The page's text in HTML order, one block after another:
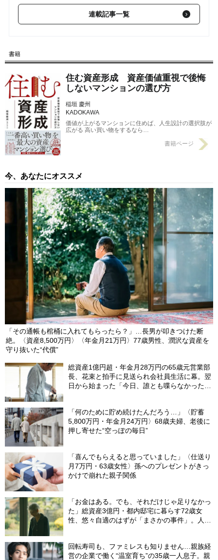
【第5回】 山手線なのにマンションが安い…東京駅まで16分、都
内屈指の人気散策エリアを庭にする「資産価値が落ちにくい」穴
場駅【不動産のプロが推薦】2025/08/03
え」…インフレ局面で加速する、不動産価格の「異常事態」
2025/08/02
【第3回】 いつ買うべきなのか？これから物件価格は上がるの
か、下がるのか？…最適な「マンション購入」のタイミングと、
不動産仲介業者が「いまは購入しなくても良いのでは」と進言す
るタイミング
2025/08/01
連載記事一覧
書籍
住む資産形成 資産価値重視で後悔
しないマンションの選び方
稲垣 慶州
KADOKAWA
価値が上がるマンションに住めば、人生設計の選択肢が
広がる 高い買い物をするなら…
書籍ページ
今、あなたにオススメ
「その通帳も棺桶に入れてもらったら？」…長男が叩きつけた断
絶。〈資産8,500万円〉〈年金月21万円〉77歳男性、潤沢な資産を
守り抜いた“代償”
総資産1億円超・年金月28万円の65歳元営業部
長、花束と拍手に見送られ会社員生活に幕。翌
日から始まった「今日、誰とも喋らなかった」
「何のために貯め続けたんだろう…」〈貯蓄
5,800万円・年金月24万円〉68歳夫婦、老後に
押し寄せた“空っぽの毎日”
「喜んでもらえると思っていました」〈仕送り
月7万円・63歳女性〉孫へのプレゼントがきっ
かけで崩れた親子関係
「お金はある。でも、それだけじゃ足りなかっ
た」総資産3億円・都内邸宅に暮らす72歳女
性、悠々自適のはずが「まさかの事件」。人目
回転寿司も、ファミレスも知りません…親族経
営の企業で働く“温室育ち”の35歳一人息子。親